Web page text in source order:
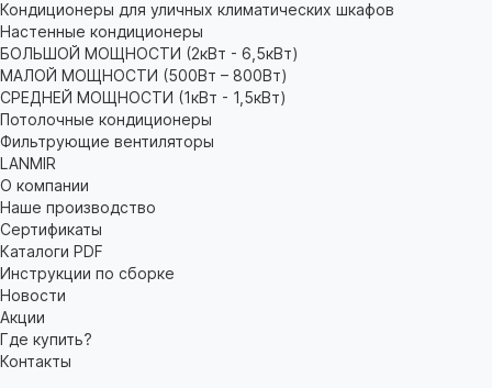
Кондиционеры для уличных климатических шкафов
Настенные кондиционеры
БОЛЬШОЙ МОЩНОСТИ (2кВт - 6,5кВт)
МАЛОЙ МОЩНОСТИ (500Вт – 800Вт)
СРЕДНЕЙ МОЩНОСТИ (1кВт - 1,5кВт)
Потолочные кондиционеры
Фильтрующие вентиляторы
LANMIR
О компании
Наше производство
Сертификаты
Каталоги PDF
Инструкции по сборке
Новости
Акции
Где купить?
Контакты